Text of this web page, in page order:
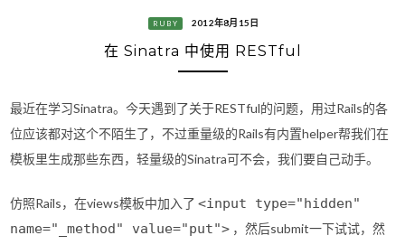
RUBY 2012年8月15日
在 Sinatra 中使用 RESTful
最近在学习Sinatra。今天遇到了关于RESTful的问题，用过Rails的各
位应该都对这个不陌生了，不过重量级的Rails有内置helper帮我们在
模板里生成那些东西，轻量级的Sinatra可不会，我们要自己动手。
仿照Rails，在views模板中加入了<input type="hidden"
name="_method" value="put"> ，然后submit一下试试，然